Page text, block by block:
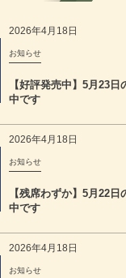
2026年4月18日
お知らせ
【好評発売中】5月23
中です
2026年4月18日
お知らせ
【残席わずか】5月22
中です
2026年4月18日
お知らせ